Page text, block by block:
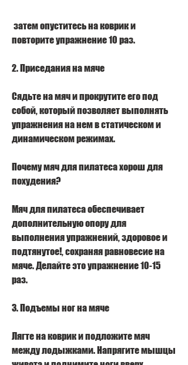
повторите упражнение 10 раз.
2. Приседания на мяче
Сядьте на мяч и прокрутите его под
собой, который позволяет выполнять
упражнения на нем в статическом и
динамическом режимах.
Почему мяч для пилатеса хорош для
похудения?
Мяч для пилатеса обеспечивает
дополнительную опору для
выполнения упражнений, здоровое и
подтянутое!, сохраняя равновесие на
мяче. Делайте это упражнение 10-15
раз.
3. Подъемы ног на мяче
Лягте на коврик и подложите мяч
между лодыжками. Напрягите мышцы